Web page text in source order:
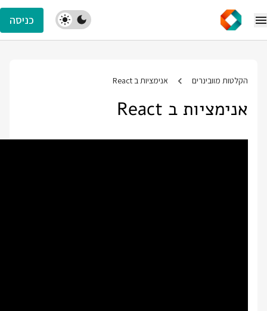
כניסה
הקלטות מוובינרים אנימציות ב React
אנימציות ב React